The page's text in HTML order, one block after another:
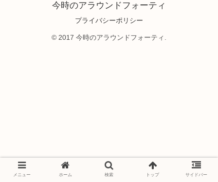
今時のアラウンドフォーティ
プライバシーポリシー
© 2017 今時のアラウンドフォーティ.
メニュー ホーム 検索 トップ サイドバー